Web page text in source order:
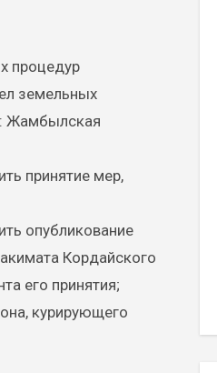
процедур
земельных
Жамбылская
принятие мер,
опубликование
Кордайского
его принятия;
курирующего